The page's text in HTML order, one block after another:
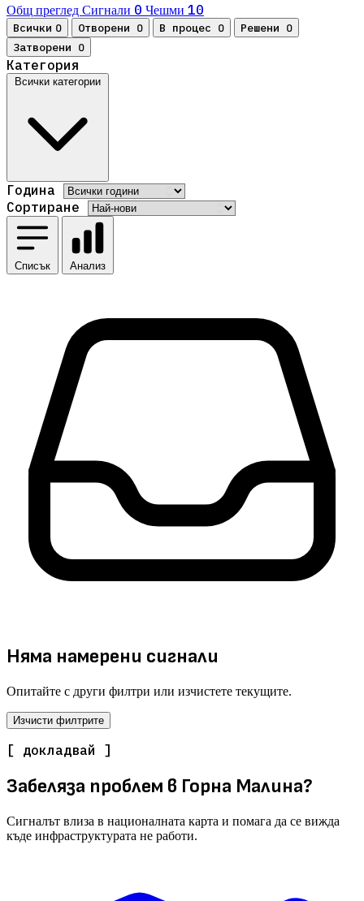
Общ преглед Сигнали 0 Чешми 10
Всички 0 Отворени 0 В процес 0 Решени 0
Затворени 0
Категория
Всички категории
Година
Сортиране
Списък Анализ
Няма намерени сигнали
Опитайте с други филтри или изчистете текущите.
Изчисти филтрите
[ докладвай ]
Забеляза проблем в Горна Малина?
Сигналът влиза в националната карта и помага да се вижда
къде инфраструктурата не работи.